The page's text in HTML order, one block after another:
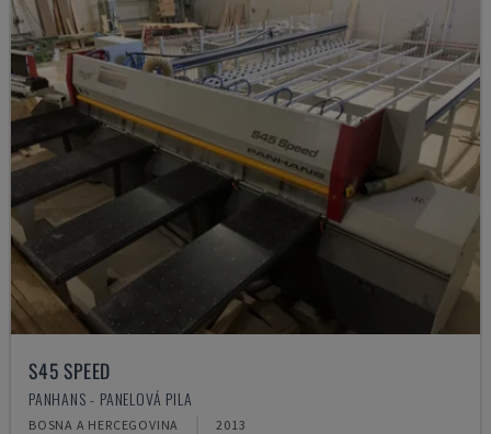
S45 SPEED
PANHANS - PANELOVÁ PILA
BOSNA A HERCEGOVINA 2013